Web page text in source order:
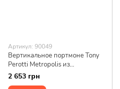
Артикул: 90049
Вертикальное портмоне Tony
Perotti Metropolis из
натуральной кожи 3571
(90049) Camel
2 653 грн